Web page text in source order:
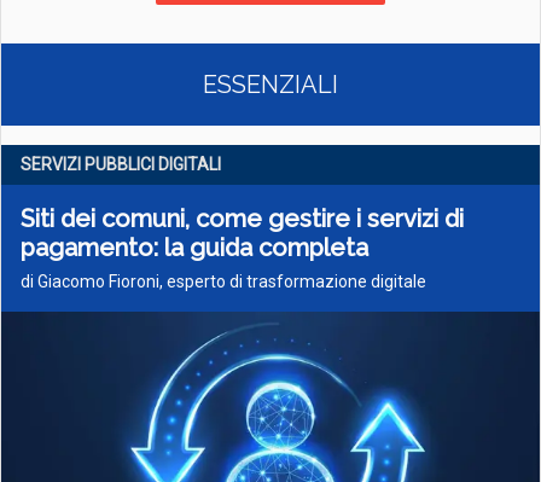
ESSENZIALI
SERVIZI PUBBLICI DIGITALI
Siti dei comuni, come gestire i servizi di
pagamento: la guida completa
di Giacomo Fioroni, esperto di trasformazione digitale